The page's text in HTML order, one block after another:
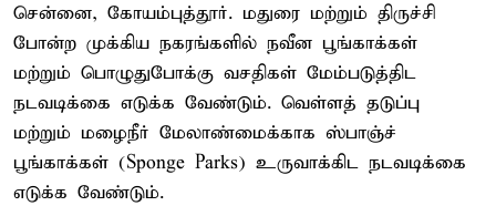
சென்னை, கோயம்புத்தூர். மதுரை மற்றும் திருச்சி
போன்ற முக்கிய நகரங்களில் நவீன பூங்காக்கள்
மற்றும் பொழுதுபோக்கு வசதிகள் மேம்படுத்திட
நடவடிக்கை எடுக்க வேண்டும். வெள்ளத் தடுப்பு
மற்றும் மழைநீர் மேலாண்மைக்காக ஸ்பாஞ்ச்
பூங்காக்கள் (Sponge Parks) உருவாக்கிட நடவடிக்கை
எடுக்க வேண்டும்.